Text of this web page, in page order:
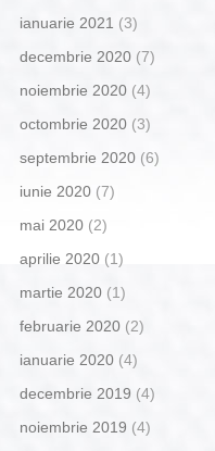
ianuarie 2021 (3)
decembrie 2020(7)
noiembrie 2020(4)
octombrie 2020(3)
septembrie 2020(6)
iunie 2020(7)
mai 2020(2)
aprilie 2020(1)
martie 2020(1)
februarie 2020(2)
ianuarie 2020(4)
decembrie 2019 (4)
noiembrie 2019 (4)